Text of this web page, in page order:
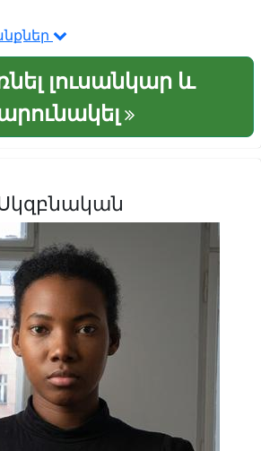
լուսանկար և